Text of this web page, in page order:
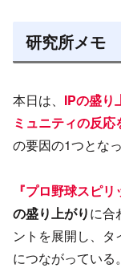
研究所メモ
本日は、 IPの盛り
ミュニティの反
の要因の1つとなっ
『プロ野球スピリ
の盛り上がりに合
ントを展開し、
につながっている。